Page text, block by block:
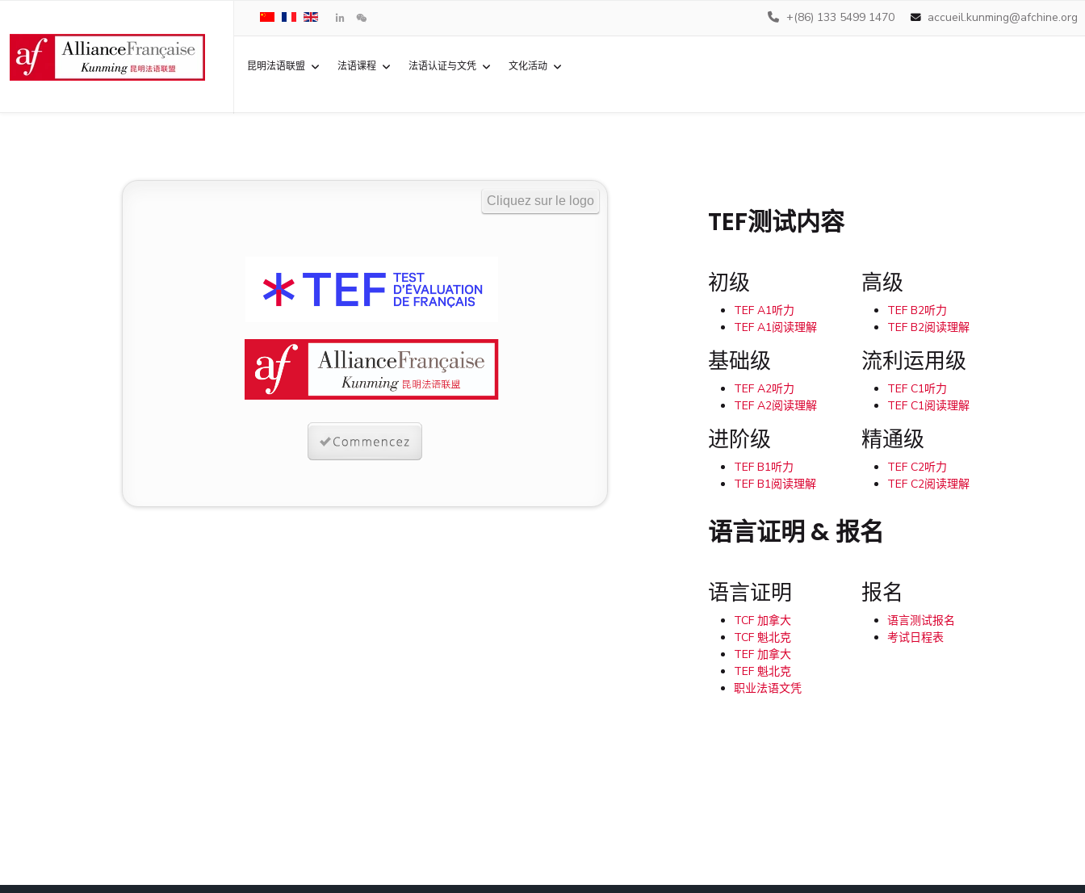
+(86) 133 5499 1470 accueil.kunming@afchine.org
昆明法语联盟 法语课程 法语认证与文凭 文化活动
TEF测试内容
初级
TEF A1听力
TEF A1阅读理解
基础级
TEF A2听力
TEF A2阅读理解
进阶级
TEF B1听力
TEF B1阅读理解
高级
TEF B2听力
TEF B2阅读理解
流利运用级
TEF C1听力
TEF C1阅读理解
精通级
TEF C2听力
TEF C2阅读理解
语言证明 & 报名
语言证明
TCF 加拿大
TCF 魁北克
TEF 加拿大
TEF 魁北克
职业法语文凭
报名
语言测试报名
考试日程表